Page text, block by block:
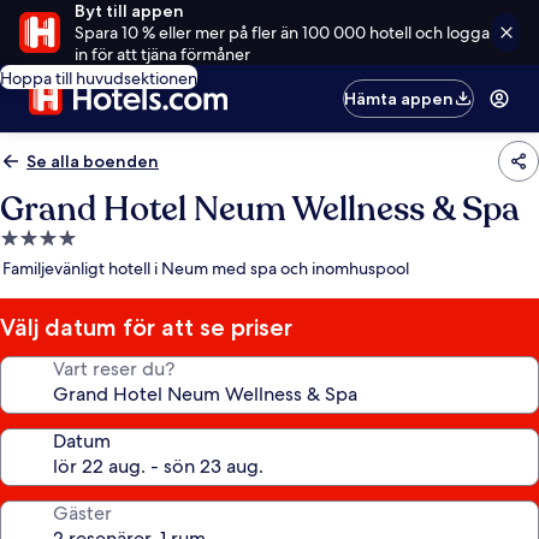
Byt till appen
Spara 10 % eller mer på fler än 100 000 hotell och logga
in för att tjäna förmåner
Hoppa till huvudsektionen
Hämta appen
Se alla boenden
Grand Hotel Neum Wellness & Spa
4.0-
stjärnigt
Familjevänligt hotell i Neum med spa och inomhuspool
Välj datum för att se priser
Vart reser du?
Datum
Gäster